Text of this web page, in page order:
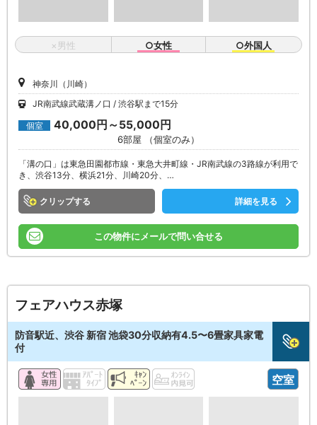
×男性 ○女性 ○外国人
神奈川（川崎）
JR南武線武蔵溝ノ口
渋谷駅まで15分
個室 40,000円～55,000円
6部屋 （個室のみ）
「溝の口」は東急田園都市線・東急大井町線・JR南武線の3路線が利用で
き、渋谷13分、横浜21分、川崎20分、…
クリップ 詳細を見る
この物件にメールで問い合せる
フェアハウス赤塚
防音駅近、渋谷 新宿 池袋30分収納有4.5〜6畳家具家電
付
空室